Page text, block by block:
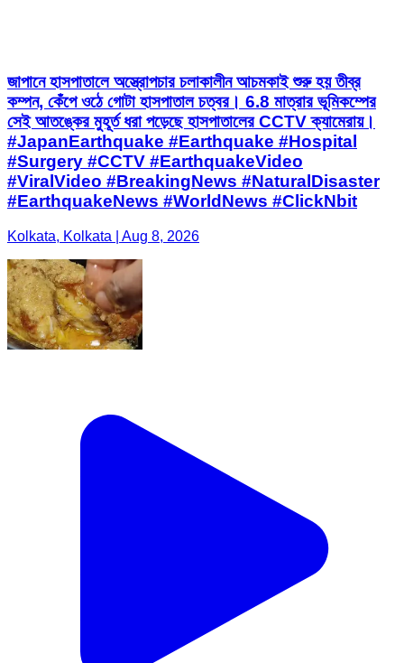
জাপানে হাসপাতালে অস্ত্রোপচার চলাকালীন আচমকাই শুরু হয় তীব্র
কম্পন, কেঁপে ওঠে গোটা হাসপাতাল চত্বর। 6.8 মাত্রার ভূমিকম্পের
সেই আতঙ্কের মুহূর্ত ধরা পড়েছে হাসপাতালের CCTV ক্যামেরায়।
#JapanEarthquake #Earthquake #Hospital
#Surgery #CCTV #EarthquakeVideo
#ViralVideo #BreakingNews #NaturalDisaster
#EarthquakeNews #WorldNews #ClickNbit
Kolkata, Kolkata | Aug 8, 2026